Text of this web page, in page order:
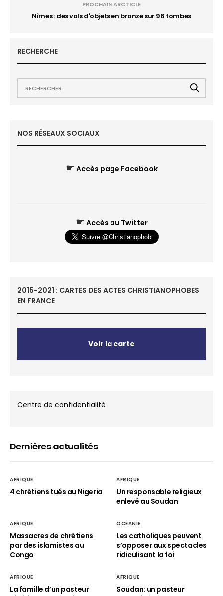
PROCHAIN ARCTICLE
Nîmes : des vols d'objets en bronze sur 96 tombes
RECHERCHE
NOS RÉSEAUX SOCIAUX
☛ Accès page Facebook
☛ Accès au Twitter
2015-2021 : CARTES DES ACTES CHRISTIANOPHOBES
EN FRANCE
Voir la carte
Centre de confidentialité
Dernières actualités
AFRIQUE
4 chrétiens tués au Nigeria
AFRIQUE
Un responsable religieux
enlevé au Soudan
AFRIQUE
Massacres de chrétiens
par des islamistes au
Congo
OCÉANIE
Les catholiques peuvent
s’opposer aux spectacles
ridiculisant la foi
AFRIQUE
La famille d’un pasteur
AFRIQUE
Soudan: un pasteur